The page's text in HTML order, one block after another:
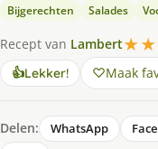
Bijgerechten Salades
Recept van Lambert
👍Lekker! Maak
Delen: WhatsApp